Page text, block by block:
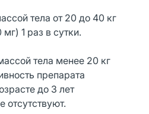
тела от 20 до 40 кг
1 раз в сутки.
тела менее 20 кг
препарата
до 3 лет
отсутствуют.